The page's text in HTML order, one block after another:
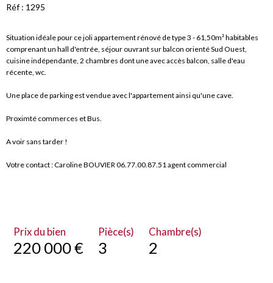
Réf : 1295
Situation idéale pour ce joli appartement rénové de type 3 - 61,50m² habitables
comprenant un hall d'entrée, séjour ouvrant sur balcon orienté Sud Ouest,
cuisine indépendante, 2 chambres dont une avec accès balcon, salle d'eau
récente, wc.
Une place de parking est vendue avec l'appartement ainsi qu'une cave.
Proximté commerces et Bus.
A voir sans tarder !
Votre contact : Caroline BOUVIER 06.77.00.87.51 agent commercial
Prix du bien
220 000 €
Pièce(s)
3
Chambre(s)
2